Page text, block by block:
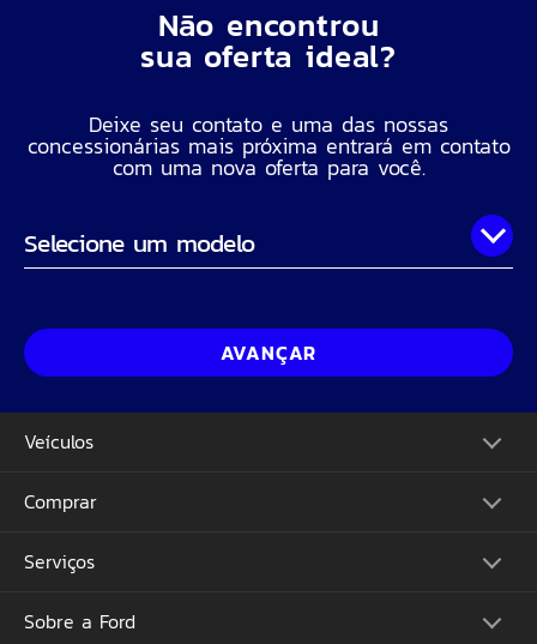
Não encontrou
sua oferta ideal?
Deixe seu contato e uma das nossas
concessionárias mais próxima entrará em contato
com uma nova oferta para você.
Onde você está?Nome Completo
Telefone
AVANÇAR
Veículos
Picapes
Suvs
Performance
Comprar
Monte o Seu
Ofertas
Concessionárias
Serviços
Atualização Sync
Sobre a Ford